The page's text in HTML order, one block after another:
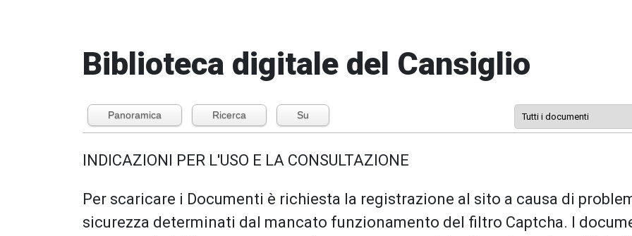
Biblioteca digitale del Cansiglio
Panoramica Ricerca Su
INDICAZIONI PER L'USO E LA CONSULTAZIONE
Per scaricare i Documenti è richiesta la registrazione al sito a causa di
sicurezza determinati dal mancato funzionamento del filtro Captcha. I